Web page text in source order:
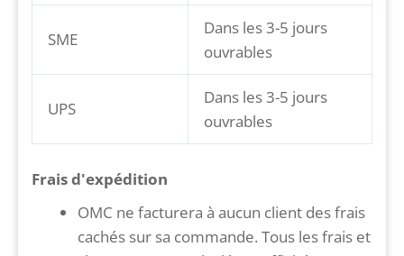
SME
Dans les 3-5 jours
ouvrables
UPS
Dans les 3-5 jours
ouvrables
Frais d'expédition
OMC ne facturera à aucun client des frais
cachés sur sa commande. Tous les frais et